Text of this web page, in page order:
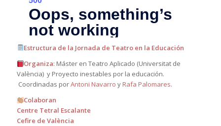
Estructura de la Jornada de Teatro en la Educación
Organiza: Máster en Teatro Aplicado (Universitat de
València) y Proyecto inestables por la educación.
Coordinadas porAntoni Navarro y Rafa Palomares.
Colaboran
Centre Tetral Escalante
Cefire de València